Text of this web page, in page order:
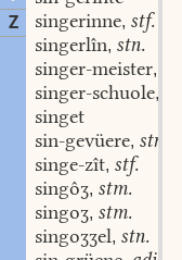
Z
singerinne, stf.
singerlîn, stn.
singer-meister,
singer-schuole,
singet
sin-gevüere, stn.
singe-zît, stf.
singôʒ, stm.
singoʒ, stm.
singoʒʒel, stn.